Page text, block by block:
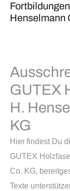
Henselmann
GUTEX
H.
KG
Hier findest Du
GUTEX
Co. KG,
Texte